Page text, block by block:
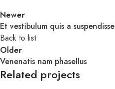
Newer
Et vestibulum quis a suspendisse
Back to list
Older
Venenatis nam phasellus
Related projects